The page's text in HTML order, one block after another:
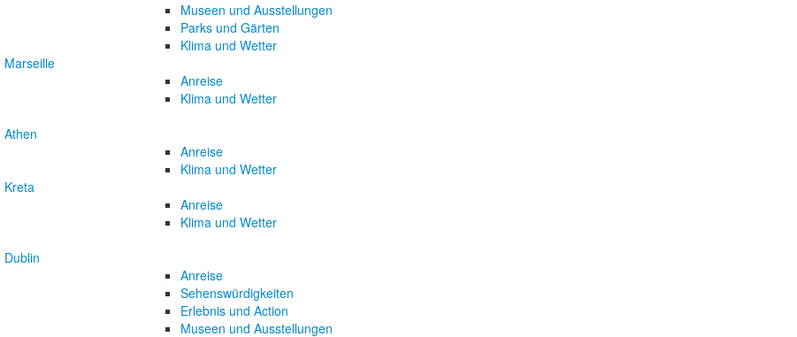
Museen und Ausstellungen
Parks und Gärten
Klima und Wetter
Marseille
Anreise
Klima und Wetter
Athen
Anreise
Klima und Wetter
Kreta
Anreise
Klima und Wetter
Dublin
Anreise
Sehenswürdigkeiten
Erlebnis und Action
Museen und Ausstellungen